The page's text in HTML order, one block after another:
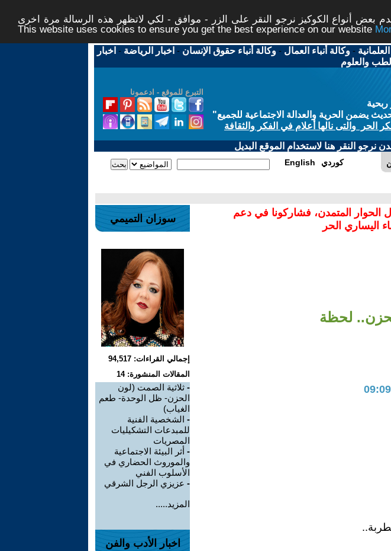
بعض أنواع الكوكيز نرجو النقر على الزر - موافق - لكي لاتظهر هذه الرسالة مرة اخرى -
This website uses cookies to ensure you get the best experience on our website
-وكالة أنباء العمال -وكالة أنباء حقوق الإنسان - اخبار الرياضة - اخبار
والعلوم
التبرع للموقع - ادعمونا
يضمن الحرية والعدالة الاجتماعية للجميع"
الحر والتى نالها أعلام في الفكر والثقافة
نرجو النقر هنا لاستخدام الموقع البديل
English كوردي
الحوار المتمدن، فشاركونا في دعم
اليساري الحر
لحظة
سوزان التميمي
إجمالي القراءات: 94,517
المقالات المنشورة: 14
- ثلاثية الصمت (لون
الحزن- ظل الوحدة- طعم
الغياب)
- الشخصية الفنية
للمبدعات التشكيليات
المصريات
- أثر البيئة الاجتماعية
والموروث الحضاري في
الأسلوب الفني
- عزيزي الرجل الشرقي
المزيد.....
اخبار الأدب والفن